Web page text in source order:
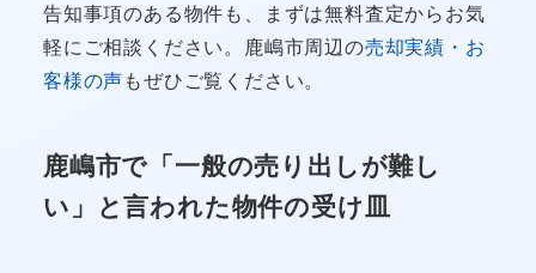
告知事項のある物件も、まずは無料査定からお気
軽にご相談ください。鹿嶋市周辺の売却実績・お
客様の声 もぜひご覧ください。
鹿嶋市で「一般の売り出しが難し
い」と言われた物件の受け皿